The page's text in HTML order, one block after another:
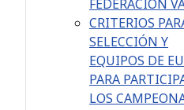
FEDERACION
CRITERIOS
SELECCIÓN Y
EQUIPOS DE
PARA
LOS